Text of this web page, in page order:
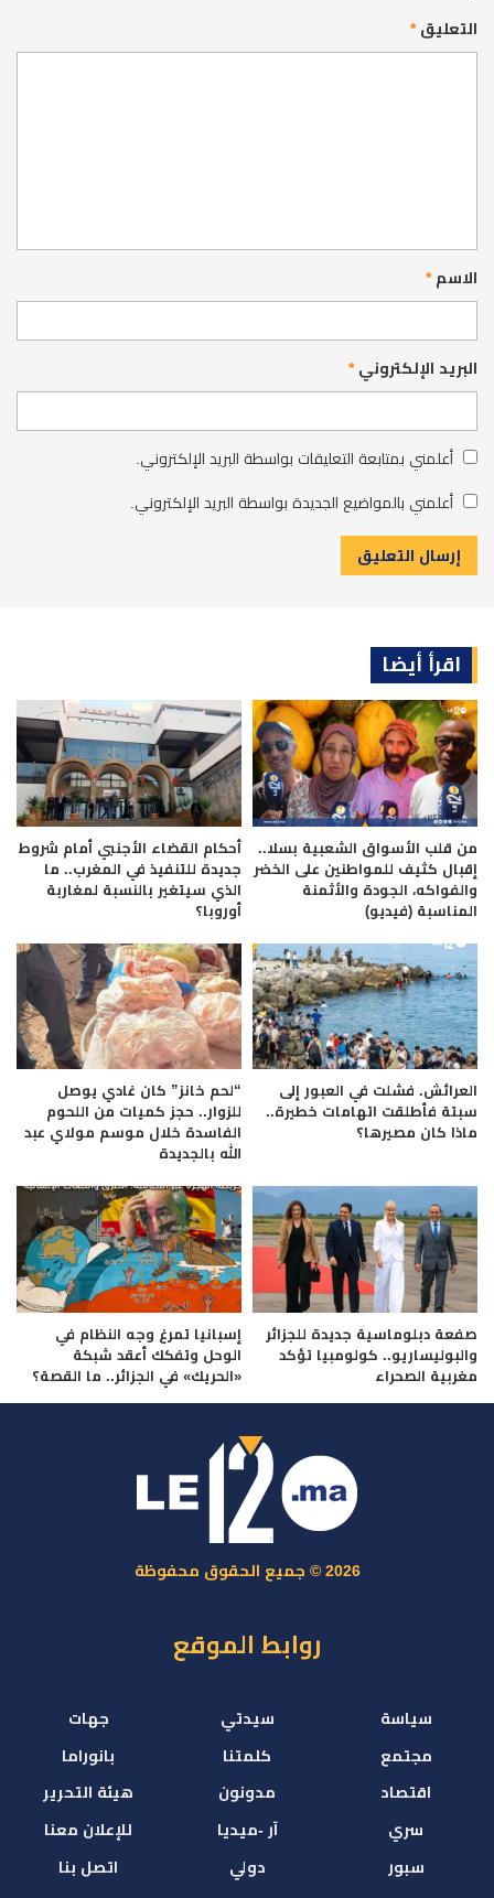
التعليق*
الاسم*
البريد الإلكتروني*
أعلمني بمتابعة التعليقات بواسطة البريد الإلكتروني.
أعلمني بالمواضيع الجديدة بواسطة البريد الإلكتروني.
اقرأ أيضا
من قلب الأسواق الشعبية بسلا..
إقبال كثيف للمواطنين على الخضر
والفواكه، الجودة والأثمنة
المناسبة (فيديو)
أحكام القضاء الأجنبي أمام شروط
جديدة للتنفيذ في المغرب.. ما
الذي سيتغير بالنسبة لمغاربة
أوروبا؟
العرائش. فشلت في العبور إلى
سبتة فأطلقت اتهامات خطيرة..
ماذا كان مصيرها؟
“لحم خانز” كان غادي يوصل
للزوار.. حجز كميات من اللحوم
الفاسدة خلال موسم مولاي عبد
الله بالجديدة
صفعة دبلوماسية جديدة للجزائر
والبوليساريو.. كولومبيا تؤكد
مغربية الصحراء
إسبانيا تمرغ وجه النظام في
الوحل وتفكك أعقد شبكة
«الحريك» في الجزائر.. ما القصة؟
2026 © جميع الحقوق محفوظة
روابط الموقع
سياسة
مجتمع
اقتصاد
سري
سبور
سيدتي
كلمتنا
مدونون
آر -ميديا
دولي
جهات
بانوراما
هيئة التحرير
للإعلان معنا
اتصل بنا